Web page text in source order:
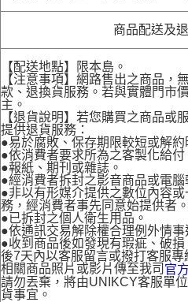
商品配送及
【配送地點】限本島。
【注意事項】網路售出之商品，
款、退換貨服務。若與實體門市
主。
【退貨說明】若您購買之商品或
提供退貨服務：
●易於腐敗、保存期限較短或解約
●依消費者要求所為之客製化給付
●報紙、期刊或雜誌。
●經消費者拆封之影音商品或電腦
●非以有形媒介提供之數位內容
務，經消費者事先同意始提供者。
●已拆封之個人衛生用品。
●依通訊交易解除權合理例外情
●收到商品後如發現有瑕疵、破
後7天內以客服留言或撥打客服
相關商品照片或影片傳至我司 官
請勿丟棄，將由UNIKCY客服單
貨事宜。